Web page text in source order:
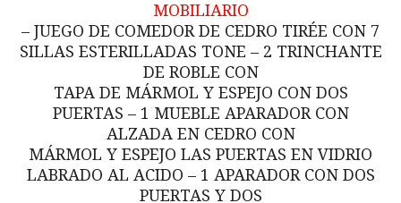
MOBILIARIO
– JUEGO DE COMEDOR DE CEDRO TIRÉE CON 7
SILLAS ESTERILLADAS TONE – 2 TRINCHANTE
DE ROBLE CON
TAPA DE MÁRMOL Y ESPEJO CON DOS
PUERTAS – 1 MUEBLE APARADOR CON
ALZADA EN CEDRO CON
MÁRMOL Y ESPEJO LAS PUERTAS EN VIDRIO
LABRADO AL ACIDO – 1 APARADOR CON DOS
PUERTAS Y DOS